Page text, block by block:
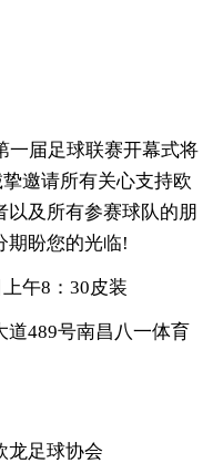
一届足球联赛开幕式将
邀请所有关心支持欧
及所有参赛球队的朋
期盼您的光临!
午8：30皮装
道489号南昌八一体育
龙足球协会